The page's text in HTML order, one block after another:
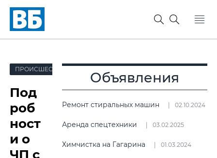
ПРОИСШЕСТВИЯ
Под
роб
ност
и о
ЧП с
Объявления
Ремонт стиральных машин 02.10.2024
Аренда спецтехники 03.02.2025
Химчистка на Гагарина 01.03.2024